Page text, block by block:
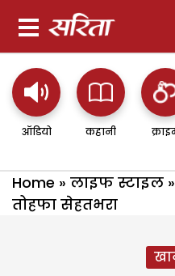
ऑडियो कहानी
Home » लाइफ स्टाइल »
तोहफा सेहतभरा